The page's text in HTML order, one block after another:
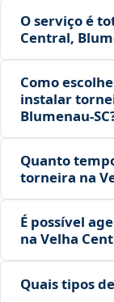
O serviço é
Central,
Como
instalar
Quanto
torneira na
É possível
na Velha
Quais tipos